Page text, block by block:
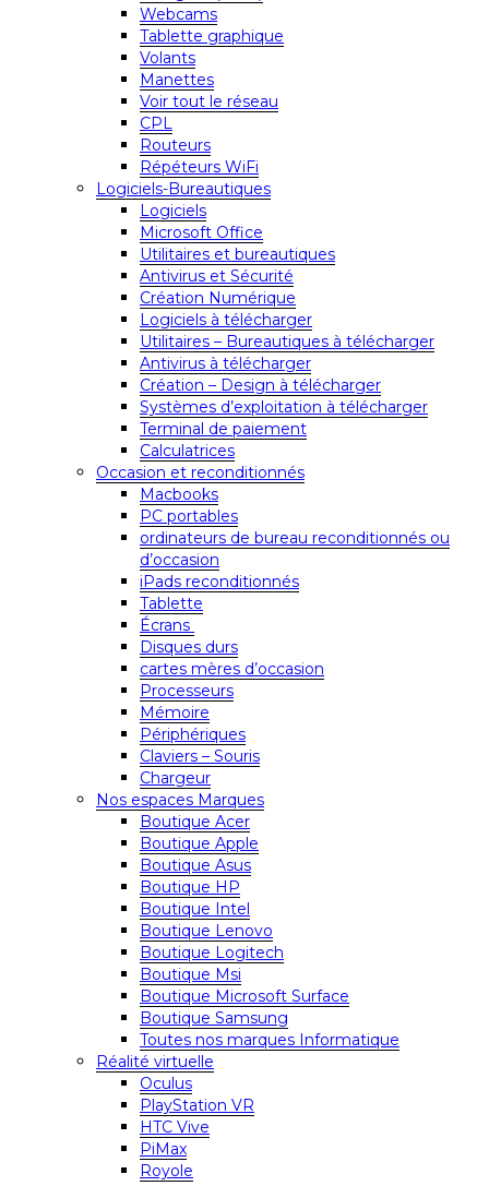
Webcams
Tablette graphique
Volants
Manettes
Voir tout le réseau
CPL
Routeurs
Répéteurs WiFi
Logiciels-Bureautiques
Logiciels
Microsoft Office
Utilitaires et bureautiques
Antivirus et Sécurité
Création Numérique
Logiciels à télécharger
Utilitaires – Bureautiques à télécharger
Antivirus à télécharger
Création – Design à télécharger
Systèmes d’exploitation à télécharger
Terminal de paiement
Calculatrices
Occasion et reconditionnés
Macbooks
PC portables
ordinateurs de bureau reconditionnés ou
d’occasion
iPads reconditionnés
Tablette
Écrans
Disques durs
cartes mères d’occasion
Processeurs
Mémoire
Périphériques
Claviers – Souris
Chargeur
Nos espaces Marques
Boutique Acer
Boutique Apple
Boutique Asus
Boutique HP
Boutique Intel
Boutique Lenovo
Boutique Logitech
Boutique Msi
Boutique Microsoft Surface
Boutique Samsung
Toutes nos marques Informatique
Réalité virtuelle
Oculus
PlayStation VR
HTC Vive
PiMax
Royole